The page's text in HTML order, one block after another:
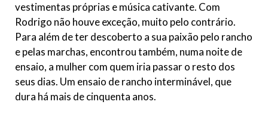
vestimentas próprias e música cativante. Com
Rodrigo não houve exceção, muito pelo contrário.
Para além de ter descoberto a sua paixão pelo rancho
e pelas marchas, encontrou também, numa noite de
ensaio, a mulher com quem iria passar o resto dos
seus dias. Um ensaio de rancho interminável, que
dura há mais de cinquenta anos.